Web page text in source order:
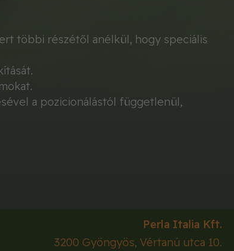
többi részétől anélkül, hogy speciális
a pozicionálástól függetlenül,
Perla Italia Kft.
3200 Gyöngyös, Vértanú utca 10.